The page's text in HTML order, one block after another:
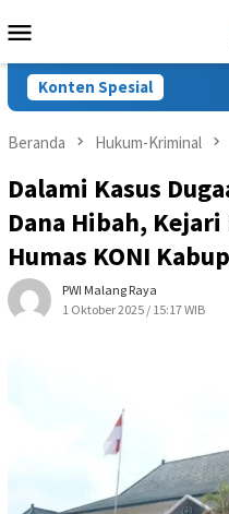
ke
Mobile
Konten Spesial
Beranda Hukum-Kriminal
Dalami Kasus
Dana Hibah,
Humas KONI
PWI Malang Raya
1 Oktober 2025 / 15:17 WIB